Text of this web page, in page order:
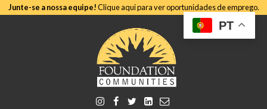
Junte-se a nossa equipe!Clique aqui para ver oportunidades de emprego.
PT